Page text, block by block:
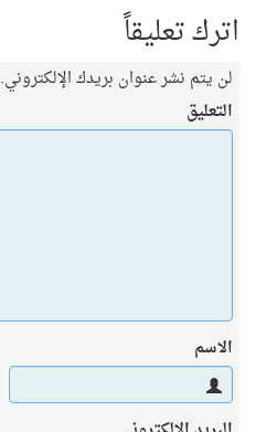
اترك تعليقاً
لن يتم نشر عنوان بريدك الإلكتروني.
التعليق
الاسم